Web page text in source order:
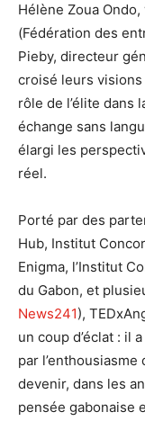
Hélène Zoua
(Fédération des
Pieby, directeur
croisé leurs
rôle de l’élite dans
échange sans
élargi les
réel.
Porté par des
Hub, Institut
Enigma, l’Institut
du Gabon, et
News241),
un coup d’éclat : il
par
devenir, dans les
pensée gabonaise